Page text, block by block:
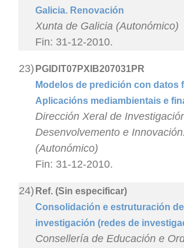
Galicia. Renovación
Xunta de Galicia (Autonómico)
Fin: 31-12-2010.
23) PGIDIT07PXIB207031PR
Modelos de predición con datos
Aplicacións mediambientais e
Dirección Xeral de
Desenvolvemento e Innovación.
(Autonómico)
Fin: 31-12-2010.
24) Ref. (Sin especificar)
Consolidación e estruturación
investigación (redes de
Consellería de Educación e